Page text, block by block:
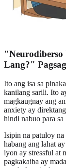
Lang?"
Ito ang isa sa
kanilang sarili. Ito
magkaugnay ang
anxiety ay
hindi nabuo para
Isipin na patuloy na
habang ang lahat
iyon ay stressful at
pagkakaiba ay